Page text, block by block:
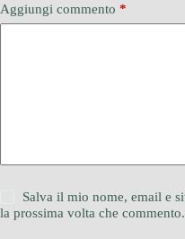
Aggiungi commento *
Salva il mio nome, email e
la prossima volta che commento.